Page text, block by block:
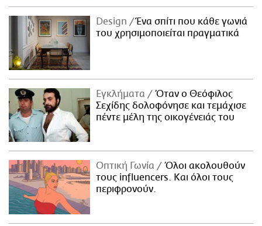
Design
Ένα σπίτι που κάθε γωνιά
του χρησιμοποιείται πραγματικά
Εγκλήματα
Όταν ο Θεόφιλος
Σεχίδης δολοφόνησε και τεμάχισε
πέντε μέλη της οικογένειάς του
Οπτική Γωνία
Όλοι ακολουθούν
τους influencers. Και όλοι τους
περιφρονούν.